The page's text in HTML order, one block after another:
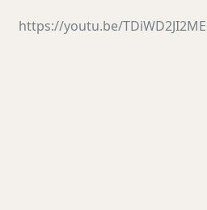
https://youtu.be/TDiWD2JI2ME